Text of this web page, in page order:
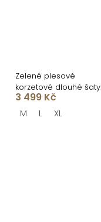
Zelené plesové
korzetové dlouhé šaty
CELYNDRA s vlečkou
3 499 Kč
M L XL